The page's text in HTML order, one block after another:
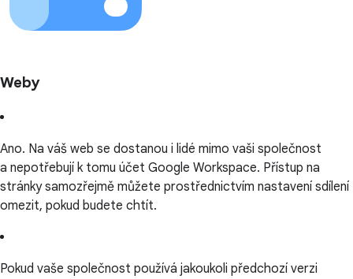
Weby
Ano. Na váš web se dostanou i lidé mimo vaši společnost
a nepotřebují k tomu účet Google Workspace. Přístup na
stránky samozřejmě můžete prostřednictvím nastavení sdílení
omezit, pokud budete chtít.
Pokud vaše společnost používá jakoukoli předchozí verzi